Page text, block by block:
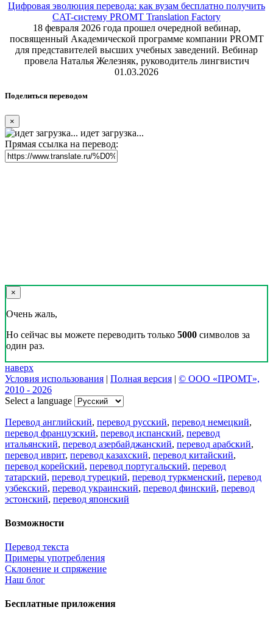
Цифровая эволюция перевода: как вузам бесплатно получить
CAT-систему PROMT Translation Factory
18 февраля 2026 года прошел очередной вебинар,
посвященный Академической программе компании PROMT
для представителей высших учебных заведений. Вебинар
провела Наталья Железняк, руководитель лингвистич
01.03.2026
Поделиться переводом
×
идет загрузка...
Прямая ссылка на перевод:
×
Очень жаль,
Но сейчас вы можете переводить только 5000 символов за
один раз.
наверх
Условия использования | Полная версия | © ООО «ПРОМТ»,
2010 - 2026
Select a language
Перевод английский, перевод русский, перевод немецкий,
перевод французский, перевод испанский, перевод
итальянский, перевод азербайджанский, перевод арабский,
перевод иврит, перевод казахский, перевод китайский,
перевод корейский, перевод португальский, перевод
татарский, перевод турецкий, перевод туркменский, перевод
узбекский, перевод украинский, перевод финский, перевод
эстонский, перевод японский
Возможности
Перевод текста
Примеры употребления
Склонение и спряжение
Наш блог
Бесплатные приложения